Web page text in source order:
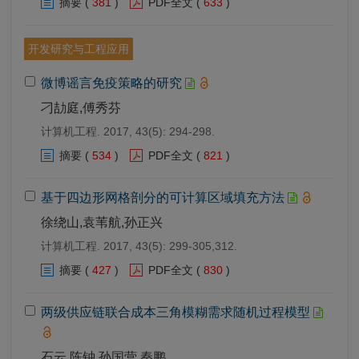
开发研究与工程应用
微博谣言免疫策略的研究
刁劼庭,傅秀芬
计算机工程. 2017, 43(5): 294-298.
摘要 ( 534 ) PDF全文 ( 821 )
基于四边形网格剖分的可计算区域填充方法
徐绕山,袁苇航,孙正兴
计算机工程. 2017, 43(5): 299-305,312.
摘要 ( 427 ) PDF全文 ( 830 )
两级供应链联合成本三角模糊需求随机过程模型